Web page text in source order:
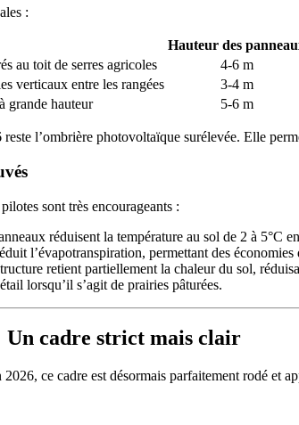
:
Hauteur des
au toit de serres agricoles 4-6 m
verticaux entre les rangées 3-4 m
grande hauteur 5-6 m
l’ombrière photovoltaïque surélevée. Elle
sont très encourageants :
réduisent la température au sol de 2 à 5°C
l’évapotranspiration, permettant des
retient partiellement la chaleur du sol,
lorsqu’il s’agit de prairies pâturées.
cadre strict mais clair
ce cadre est désormais parfaitement rodé et